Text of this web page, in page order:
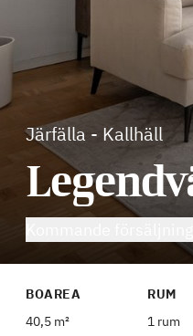
Järfälla - Kallhäll
BOAREA
40,5 m²
RUM
1 rum